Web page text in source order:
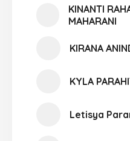
KINANTI
MAHARANI
KIRANA
KYLA
Letisya